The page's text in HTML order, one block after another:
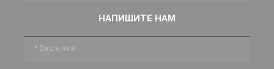
НАПИШИТЕ НАМ